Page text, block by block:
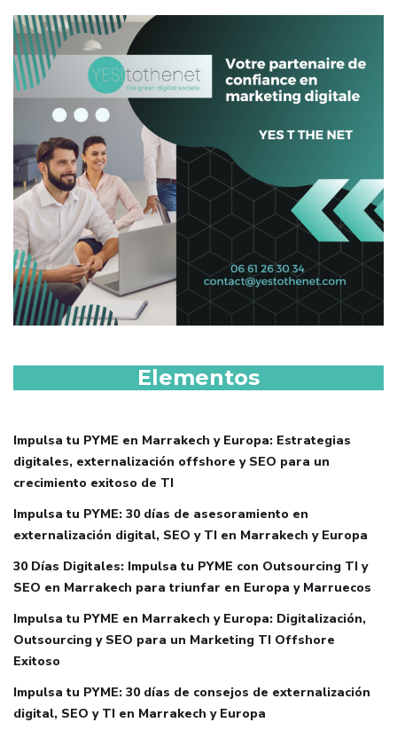
Elementos
Impulsa tu PYME en Marrakech y Europa: Estrategias
digitales, externalización offshore y SEO para un
crecimiento exitoso de TI
Impulsa tu PYME: 30 días de asesoramiento en
externalización digital, SEO y TI en Marrakech y Europa
30 Días Digitales: Impulsa tu PYME con Outsourcing TI y
SEO en Marrakech para triunfar en Europa y Marruecos
Impulsa tu PYME en Marrakech y Europa: Digitalización,
Outsourcing y SEO para un Marketing TI Offshore
Exitoso
Impulsa tu PYME: 30 días de consejos de externalización
digital, SEO y TI en Marrakech y Europa